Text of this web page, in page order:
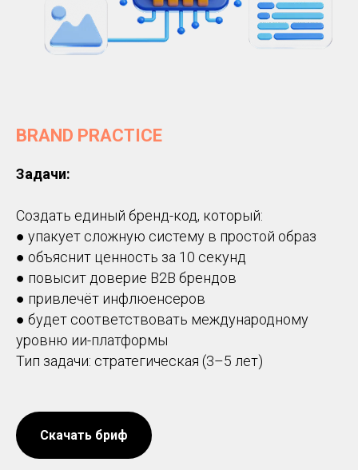
BRAND PRACTICE
Задачи:
Создать единый бренд-код, который:
● упакует сложную систему в простой образ
● объяснит ценность за 10 секунд
● повысит доверие B2B брендов
● привлечёт инфлюенсеров
● будет соответствовать международному
уровню ии-платформы
Тип задачи: стратегическая (3–5 лет)
Скачать бриф